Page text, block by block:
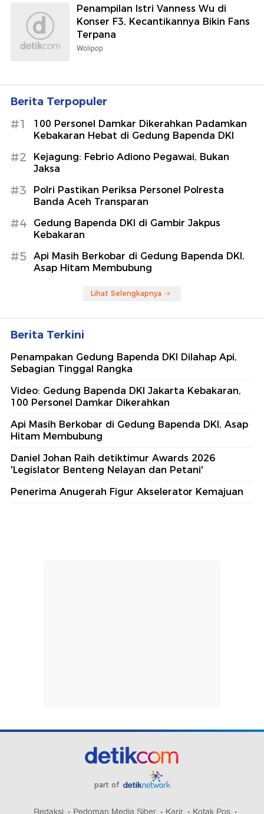
Penampilan Istri Vanness Wu di
Konser F3, Kecantikannya Bikin Fans
Terpana
Wolipop
Berita Terpopuler
#1
100 Personel Damkar Dikerahkan Padamkan
Kebakaran Hebat di Gedung Bapenda DKI
#2
Kejagung: Febrio Adiono Pegawai, Bukan
Jaksa
#3
Polri Pastikan Periksa Personel Polresta
Banda Aceh Transparan
#4
Gedung Bapenda DKI di Gambir Jakpus
Kebakaran
#5
Api Masih Berkobar di Gedung Bapenda DKI,
Asap Hitam Membubung
Lihat Selengkapnya
Berita Terkini
Penampakan Gedung Bapenda DKI Dilahap Api,
Sebagian Tinggal Rangka
Video: Gedung Bapenda DKI Jakarta Kebakaran,
100 Personel Damkar Dikerahkan
Api Masih Berkobar di Gedung Bapenda DKI, Asap
Hitam Membubung
Daniel Johan Raih detiktimur Awards 2026
'Legislator Benteng Nelayan dan Petani'
Penerima Anugerah Figur Akselerator Kemajuan
part of